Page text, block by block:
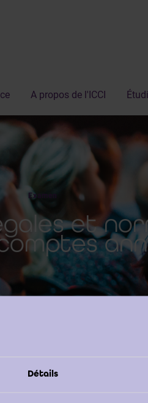
Détails
A propos de l'ICCI
Examen
et